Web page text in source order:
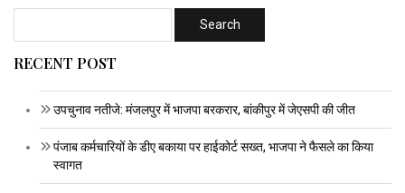
RECENT POST
उपचुनाव नतीजे: मंजलपुर में भाजपा बरकरार, बांकीपुर में जेएसपी की जीत
पंजाब कर्मचारियों के डीए बकाया पर हाईकोर्ट सख्त, भाजपा ने फैसले का किया
स्वागत